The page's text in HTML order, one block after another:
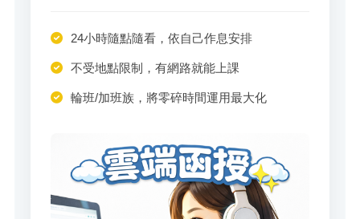
24小時隨點隨看，依自己作息安排
不受地點限制，有網路就能上課
輪班/加班族，將零碎時間運用最大化